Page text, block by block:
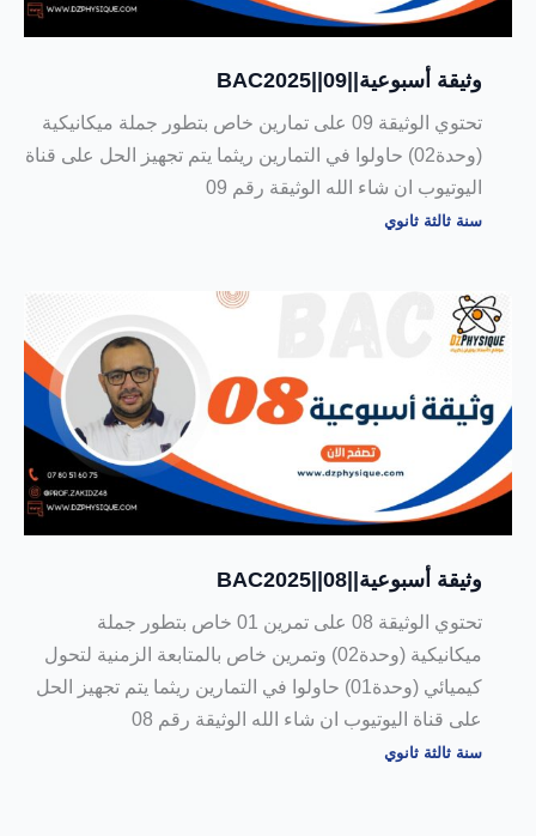
وثيقة أسبوعية||09||BAC2025
تحتوي الوثيقة 09 على تمارين خاص بتطور جملة ميكانيكية
(وحدة02) حاولوا في التمارين ريثما يتم تجهيز الحل على قناة
اليوتيوب ان شاء الله الوثيقة رقم 09
سنة ثالثة ثانوي
وثيقة أسبوعية||08||BAC2025
تحتوي الوثيقة 08 على تمرين 01 خاص بتطور جملة
ميكانيكية (وحدة02) وتمرين خاص بالمتابعة الزمنية لتحول
كيميائي (وحدة01) حاولوا في التمارين ريثما يتم تجهيز الحل
على قناة اليوتيوب ان شاء الله الوثيقة رقم 08
سنة ثالثة ثانوي